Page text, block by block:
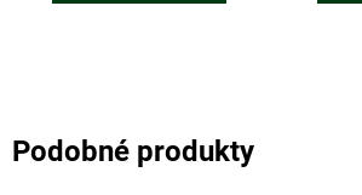
Podobné produkty